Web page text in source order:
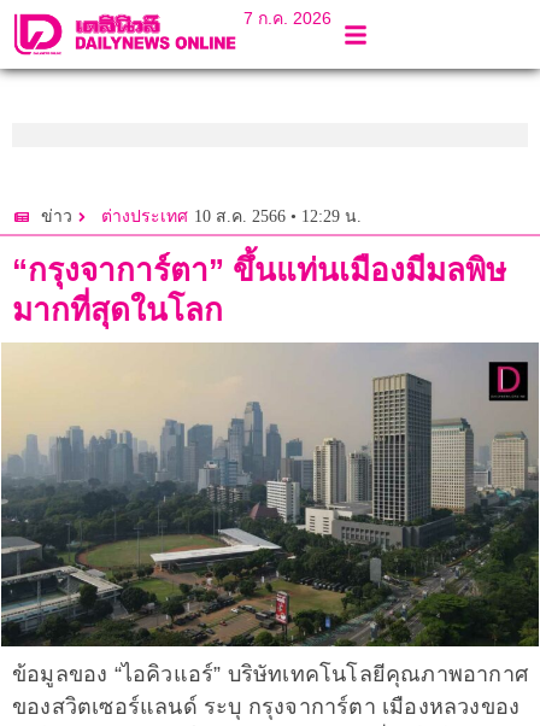
7 ก.ค. 2026
ข่าว ต่างประเทศ 10 ส.ค. 2566 • 12:29 น.
“กรุงจาการ์ตา” ขึ้นแท่นเมืองมีมลพิษ
มากที่สุดในโลก
ข้อมูลของ “ไอคิวแอร์” บริษัทเทคโนโลยีคุณภาพอากาศ
ของสวิตเซอร์แลนด์ ระบุ กรุงจาการ์ตา เมืองหลวงของ